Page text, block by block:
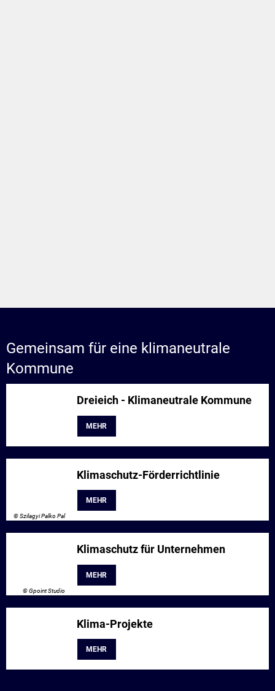
Gemeinsam für eine klimaneutrale
Kommune
Dreieich - Klimaneutrale Kommune
MEHR
© Szilagyi Palko Pal
Klimaschutz-Förderrichtlinie
MEHR
© Gpoint Studio
Klimaschutz für Unternehmen
MEHR
Klima-Projekte
MEHR